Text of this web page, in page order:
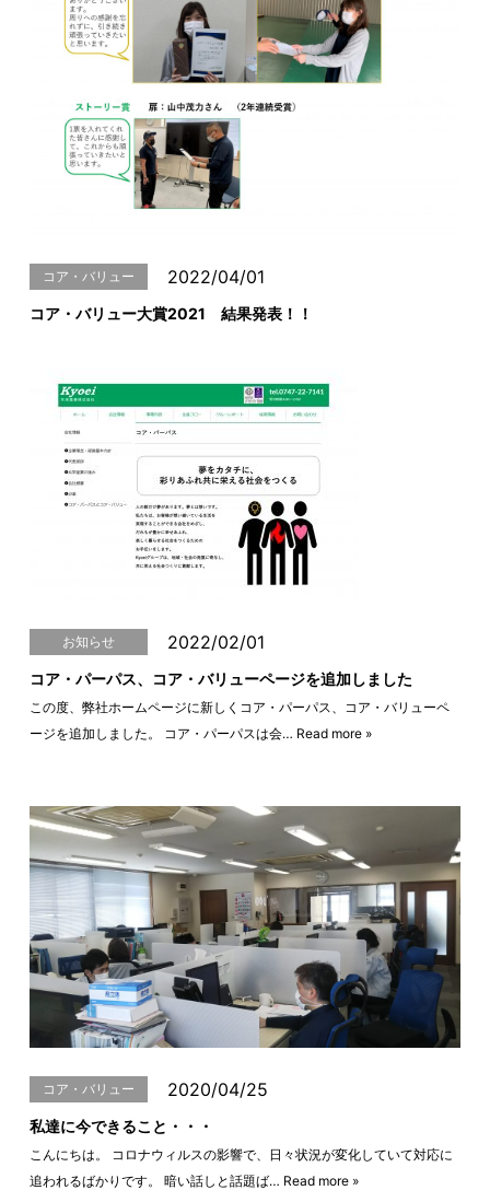
コア・バリュー 2022/04/01
コア・バリュー大賞2021 結果発表！！
お知らせ 2022/02/01
コア・パーパス、コア・バリューページを追加しました
この度、弊社ホームページに新しくコア・パーパス、コア・バリューペ
ージを追加しました。 コア・パーパスは会… Read more »
コア・バリュー 2020/04/25
私達に今できること・・・
こんにちは。 コロナウィルスの影響で、日々状況が変化していて対応に
追われるばかりです。 暗い話しと話題ば… Read more »